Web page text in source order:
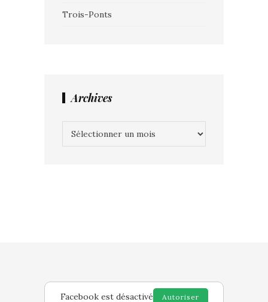
Trois-Ponts
Archives
Facebook est désactivé Autoriser